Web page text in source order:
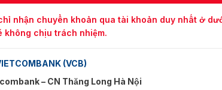
nhận chuyển khoản qua tài khoản duy nhất ở
không chịu trách nhiệm.
(VCB)
– CN Thăng Long Hà Nội